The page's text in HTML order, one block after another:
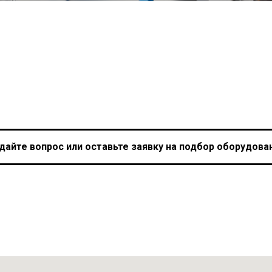
вопрос или оставьте заявку на подбор